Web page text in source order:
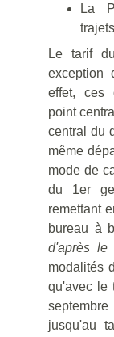
La
Le tarif
exception
effet, ces
point
central du
même
mode de
du 1er
remettant
bureau à
d'après le
modalités
qu'avec le
jusqu'au